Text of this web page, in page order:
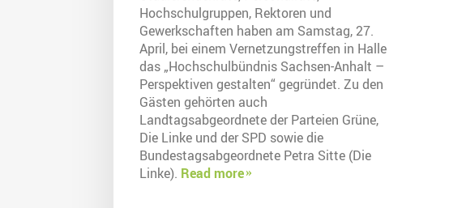
Hochschulgruppen, Rektoren und
Gewerkschaften haben am Samstag, 27.
April, bei einem Vernetzungstreffen in Halle
das „Hochschulbündnis Sachsen-Anhalt –
Perspektiven gestalten“ gegründet. Zu den
Gästen gehörten auch
Landtagsabgeordnete der Parteien Grüne,
Die Linke und der SPD sowie die
Bundestagsabgeordnete Petra Sitte (Die
Linke). Read more